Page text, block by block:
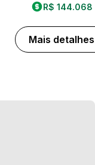
R$ 144.068
Mais detalhes